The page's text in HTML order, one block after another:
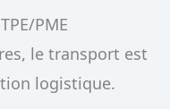
PME
le transport est
logistique.